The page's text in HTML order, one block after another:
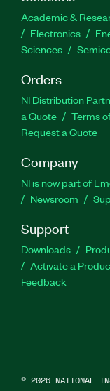
Academic &
Electronics
Sciences
Orders
NI Distribution
a Quote
Terms
Request a Quote
Company
NI is now part of
Newsroom
Support
Downloads
Activate a
Feedback
© 2026 NATIONAL